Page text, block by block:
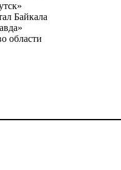
Байкала
области